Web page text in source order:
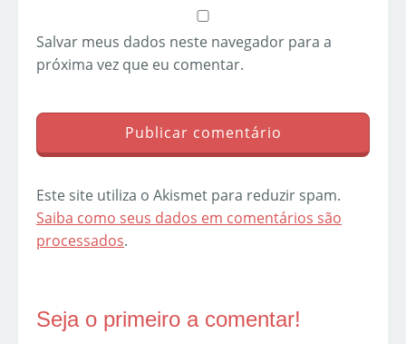
Salvar meus dados neste navegador para a
próxima vez que eu comentar.
Este site utiliza o Akismet para reduzir spam.
Saiba como seus dados em comentários são
processados.
Seja o primeiro a comentar!